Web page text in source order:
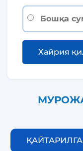
Хайрия